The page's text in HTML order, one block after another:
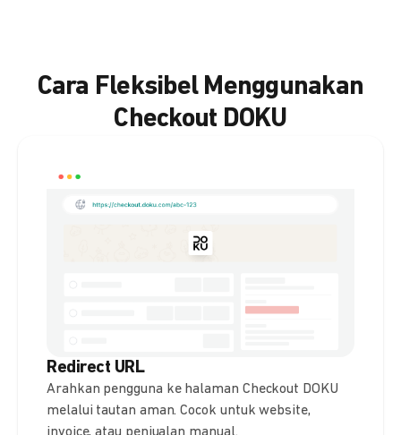
Cara Fleksibel Menggunakan
Checkout DOKU
Redirect URL
Arahkan pengguna ke halaman Checkout DOKU
melalui tautan aman. Cocok untuk website,